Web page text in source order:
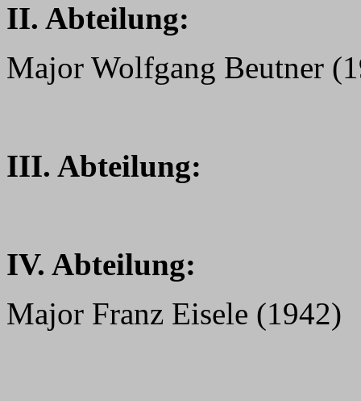
II. Abteilung:
Major Wolfgang Beutner
III. Abteilung:
IV. Abteilung:
Major Franz Eisele (1942)